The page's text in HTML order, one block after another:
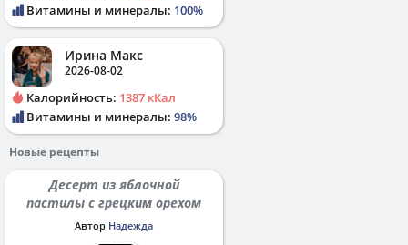
Витамины и минералы: 100%
Ирина Макс
2026-08-02
Калорийность: 1387 кКал
Витамины и минералы: 98%
Новые рецепты
Десерт из яблочной
пастилы с грецким орехом
Автор Надежда